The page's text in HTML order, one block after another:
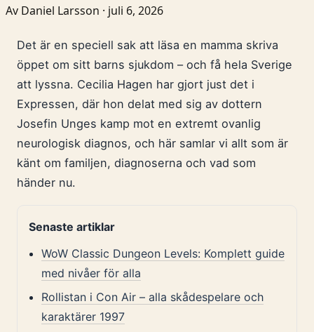
Av Daniel Larsson · juli 6, 2026
Det är en speciell sak att läsa en mamma skriva
öppet om sitt barns sjukdom – och få hela Sverige
att lyssna. Cecilia Hagen har gjort just det i
Expressen, där hon delat med sig av dottern
Josefin Unges kamp mot en extremt ovanlig
neurologisk diagnos, och här samlar vi allt som är
känt om familjen, diagnoserna och vad som
händer nu.
Senaste artiklar
WoW Classic Dungeon Levels: Komplett guide
med nivåer för alla
Rollistan i Con Air – alla skådespelare och
karaktärer 1997